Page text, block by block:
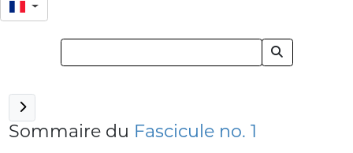
Sommaire du Fascicule no. 1